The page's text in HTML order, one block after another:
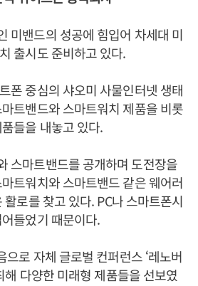
미밴드의 성공에 힘입어 차세대 미
출시도 준비하고 있다.
폰 중심의 샤오미 사물인터넷 생태
트밴드와 스마트워치 제품을 비롯
들을 내놓고 있다.
스마트밴드를 공개하며 도전장을
트워치와 스마트밴드 같은 웨어러
로를 찾고 있다. PC나 스마트폰시
들었기 때문이다.
로 자체 글로벌 컨퍼런스 ‘레노버
해 다양한 미래형 제품들을 선보였